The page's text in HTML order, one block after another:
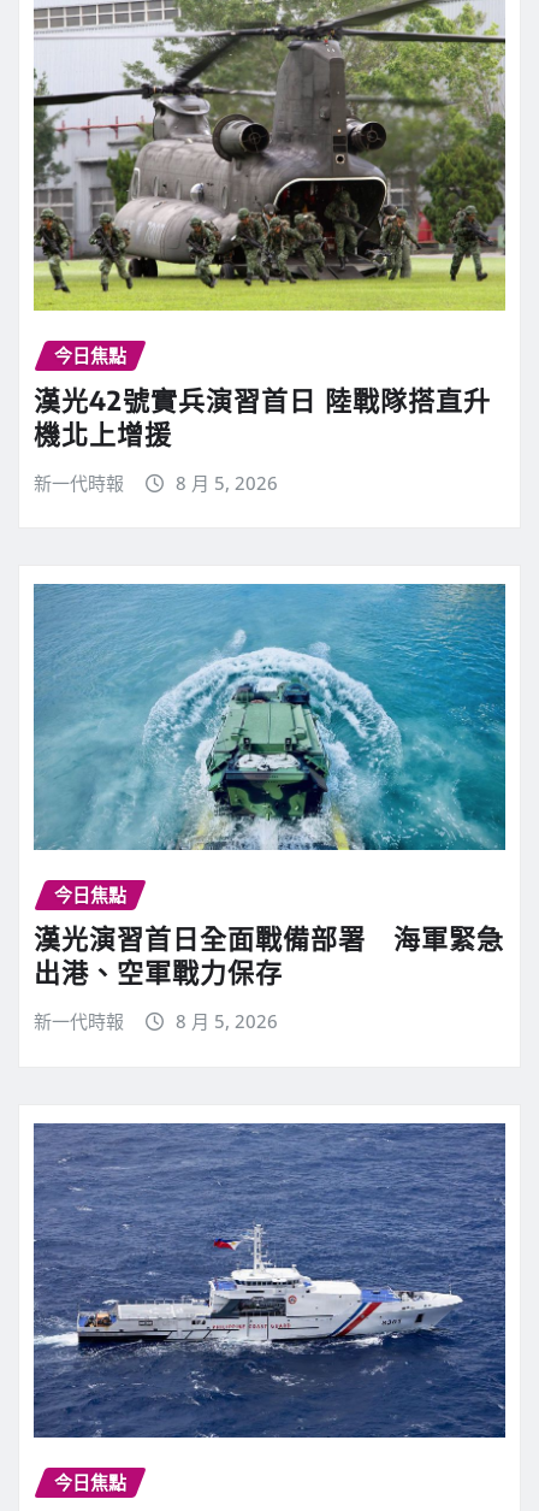
今日焦點
漢光42號實兵演習首日 陸戰隊搭直升
機北上增援
新一代時報 8 月 5, 2026
今日焦點
漢光演習首日全面戰備部署 海軍緊急
出港、空軍戰力保存
新一代時報 8 月 5, 2026
今日焦點